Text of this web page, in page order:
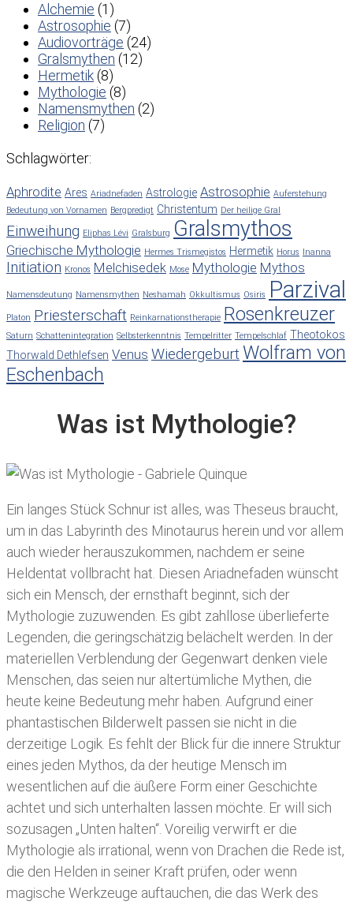
Alchemie (1)
Astrosophie (7)
Audiovorträge (24)
Gralsmythen (12)
Hermetik (8)
Mythologie (8)
Namensmythen (2)
Religion (7)
Schlagwörter:
Aphrodite Ares Ariadnefaden Astrologie Astrosophie Auferstehung
Bedeutung von Vornamen Bergpredigt Christentum Der heilige Gral
Einweihung Eliphas Lévi Gralsburg Gralsmythos
Griechische Mythologie Hermes Trismegistos Hermetik Horus Inanna
Initiation Kronos Melchisedek Mose Mythologie Mythos
Namensdeutung Namensmythen Neshamah Okkultismus Osiris Parzival
Platon Priesterschaft Reinkarnationstherapie Rosenkreuzer
Saturn Schattenintegration Selbsterkenntnis Tempelritter Tempelschlaf Theotokos
Thorwald Dethlefsen Venus WiedergeburtWolfram von
Eschenbach
Was ist Mythologie?
Ein langes Stück Schnur ist alles, was Theseus braucht,
um in das Labyrinth des Minotaurus herein und vor allem
auch wieder herauszukommen, nachdem er seine
Heldentat vollbracht hat. Diesen Ariadnefaden wünscht
sich ein Mensch, der ernsthaft beginnt, sich der
Mythologie zuzuwenden. Es gibt zahllose überlieferte
Legenden, die geringschätzig belächelt werden. In der
materiellen Verblendung der Gegenwart denken viele
Menschen, das seien nur altertümliche Mythen, die
heute keine Bedeutung mehr haben. Aufgrund einer
phantastischen Bilderwelt passen sie nicht in die
derzeitige Logik. Es fehlt der Blick für die innere Struktur
eines jeden Mythos, da der heutige Mensch im
wesentlichen auf die äußere Form einer Geschichte
achtet und sich unterhalten lassen möchte. Er will sich
sozusagen „Unten halten“. Voreilig verwirft er die
Mythologie als irrational, wenn von Drachen die Rede ist,
die den Helden in seiner Kraft prüfen, oder wenn
magische Werkzeuge auftauchen, die das Werk des